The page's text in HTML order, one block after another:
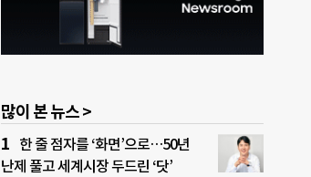
많이 본 뉴스 >
한 줄 점자를 ‘화면’으로…50년
난제 풀고 세계시장 두드린 ‘닷’